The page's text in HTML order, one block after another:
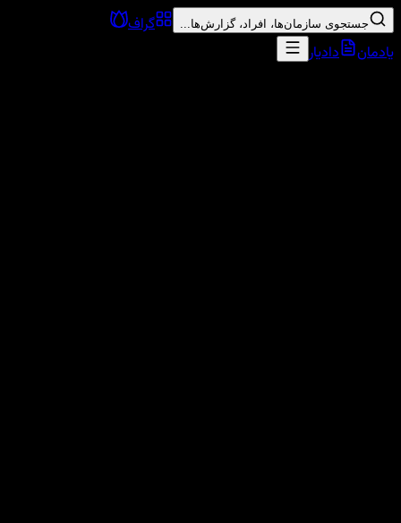
جستجوی سازمان‌ها، افراد، گزارش‌ها...
گراف
یادمان
دادیار